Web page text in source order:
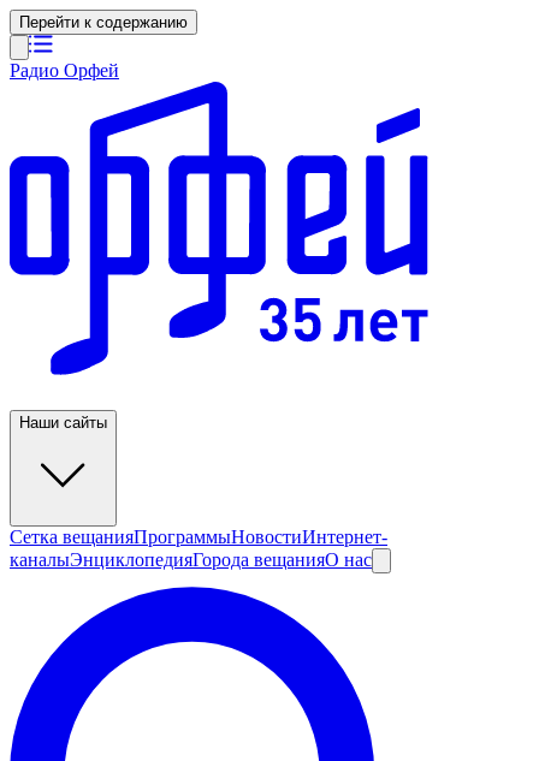
Перейти к содержанию
Радио Орфей
Наши сайты
Сетка вещанияПрограммыНовостиИнтернет-
каналыЭнциклопедияГорода вещанияО нас